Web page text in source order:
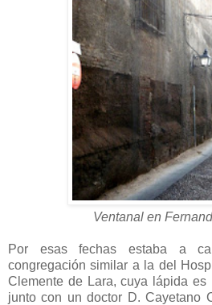
Ventanal en
Por esas fechas estaba a
congregación similar a la del
Clemente de Lara, cuya lápida
junto con un doctor D. Cayetano